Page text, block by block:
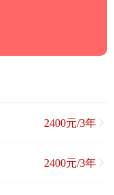
2400元/3年
2400元/3年